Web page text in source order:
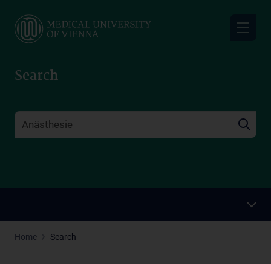
main
Search
Home Search